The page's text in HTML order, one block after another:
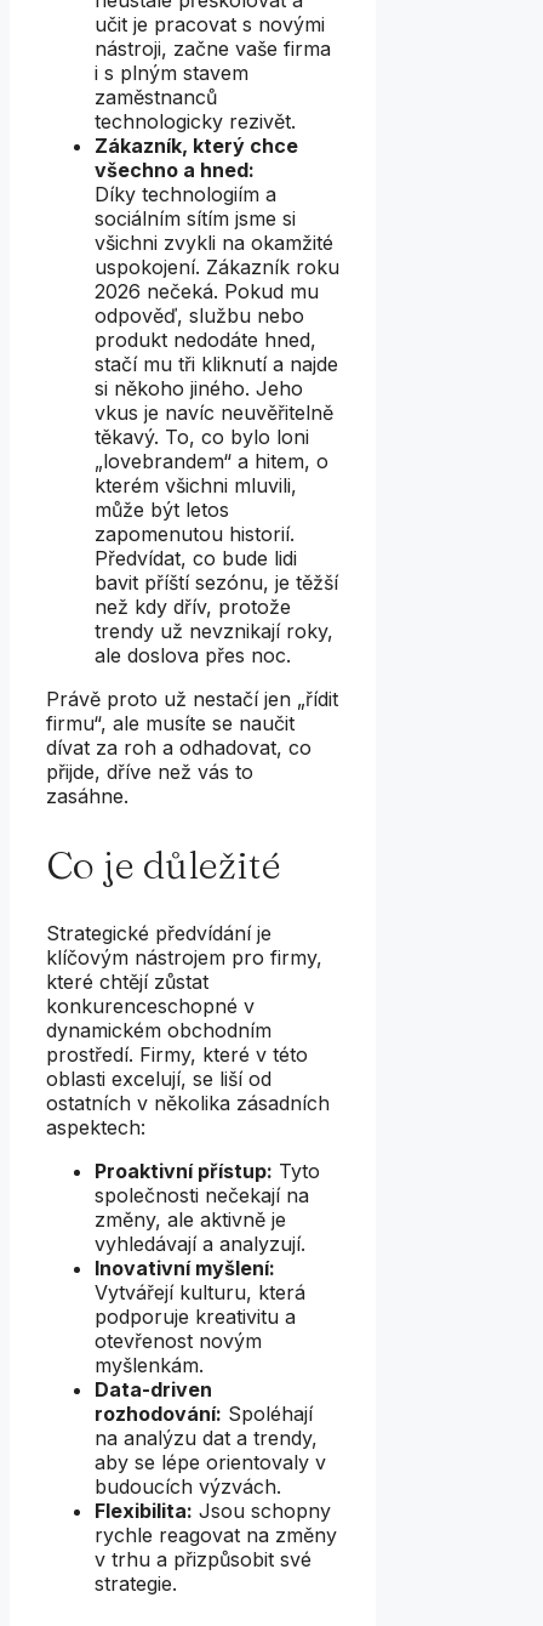
učit je pracovat s novými
nástroji, začne vaše firma
i s plným stavem
zaměstnanců
technologicky rezivět.
Zákazník, který chce
všechno a hned:
Díky technologiím a
sociálním sítím jsme si
všichni zvykli na okamžité
uspokojení. Zákazník roku
2026 nečeká. Pokud mu
odpověď, službu nebo
produkt nedodáte hned,
stačí mu tři kliknutí a najde
si někoho jiného. Jeho
vkus je navíc neuvěřitelně
těkavý. To, co bylo loni
„lovebrandem“ a hitem, o
kterém všichni mluvili,
může být letos
zapomenutou historií.
Předvídat, co bude lidi
bavit příští sezónu, je těžší
než kdy dřív, protože
trendy už nevznikají roky,
ale doslova přes noc.
Právě proto už nestačí jen „řídit
firmu“, ale musíte se naučit
dívat za roh a odhadovat, co
přijde, dříve než vás to
zasáhne.
Co je důležité
Strategické předvídání je
klíčovým nástrojem pro firmy,
které chtějí zůstat
konkurenceschopné v
dynamickém obchodním
prostředí. Firmy, které v této
oblasti excelují, se liší od
ostatních v několika zásadních
aspektech:
Proaktivní přístup: Tyto
společnosti nečekají na
změny, ale aktivně je
vyhledávají a analyzují.
Inovativní myšlení:
Vytvářejí kulturu, která
podporuje kreativitu a
otevřenost novým
myšlenkám.
Data-driven
rozhodování: Spoléhají
na analýzu dat a trendy,
aby se lépe orientovaly v
budoucích výzvách.
Flexibilita: Jsou schopny
rychle reagovat na změny
v trhu a přizpůsobit své
strategie.